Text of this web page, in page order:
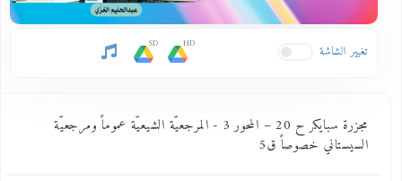
تغيير الشاشة HD
SD
مجزرة سبايكر ح 20 – المحور 3 - المرجعيّة الشيعيّة عموماً ومرجعيّة
السيستاني خصوصاً ق5